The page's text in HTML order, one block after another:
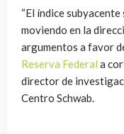
“El índice
moviendo en la
argumentos a favor
Reserva Federal a
director de
Centro Schwab.